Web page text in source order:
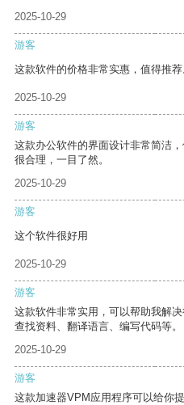
2025-10-29
游客
这款软件的价格非常实惠，值得推荐
2025-10-29
游客
这款办公软件的界面设计非常简洁
很合理，一目了然。
2025-10-29
游客
这个软件很好用
2025-10-29
游客
这款软件非常实用，可以帮助我解
查找资料、翻译语言、编写代码等。
2025-10-29
游客
这款加速器VPM应用程序可以给你